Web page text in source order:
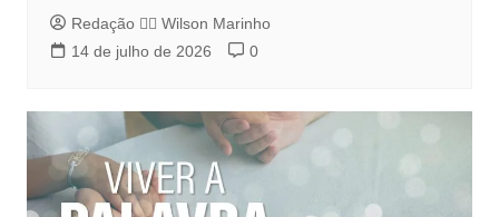
Redação 👨‍⚖️​ Wilson Marinho
14 de julho de 2026
0